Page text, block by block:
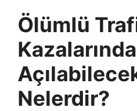
Ölümlü
Kazalarında
Nelerdir?